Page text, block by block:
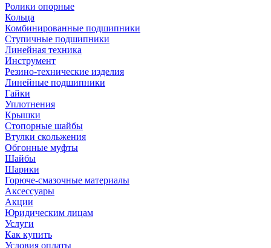
Ролики опорные
Кольца
Комбинированные подшипники
Ступичные подшипники
Линейная техника
Инструмент
Резино-технические изделия
Линейные подшипники
Гайки
Уплотнения
Крышки
Стопорные шайбы
Втулки скольжения
Обгонные муфты
Шайбы
Шарики
Горюче-смазочные материалы
Аксессуары
Акции
Юридическим лицам
Услуги
Как купить
Условия оплаты